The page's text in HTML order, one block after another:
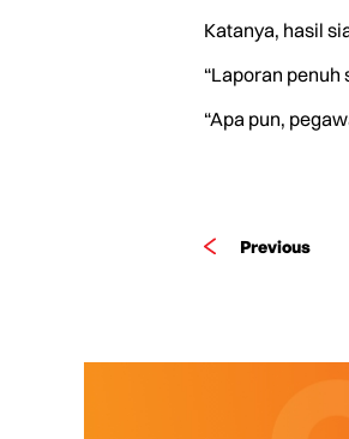
Katanya, hasil
“Laporan
“Apa pun,
Previous